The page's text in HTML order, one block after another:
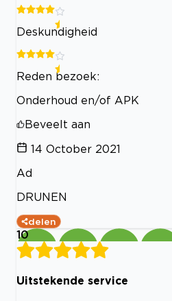
Deskundigheid
Reden bezoek:
Onderhoud en/of APK
Beveelt aan
14 October 2021
Ad
DRUNEN
delen
10
Uitstekende service